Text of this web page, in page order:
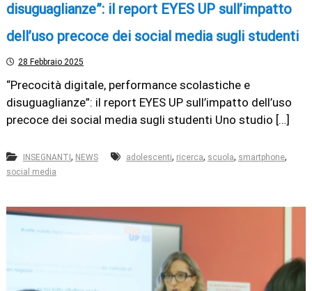
disuguaglianze”: il report EYES UP sull’impatto
dell’uso precoce dei social media sugli studenti
28 Febbraio 2025
“Precocità digitale, performance scolastiche e
disuguaglianze”: il report EYES UP sull’impatto dell’uso
precoce dei social media sugli studenti Uno studio […]
INSEGNANTI , NEWS adolescenti, ricerca, scuola, smartphone,
social media